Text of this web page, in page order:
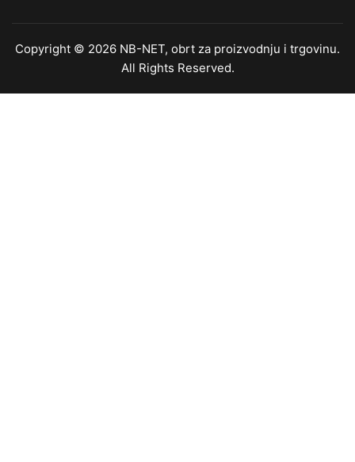
Copyright © 2026 NB-NET, obrt za proizvodnju i trgovinu.
All Rights Reserved.